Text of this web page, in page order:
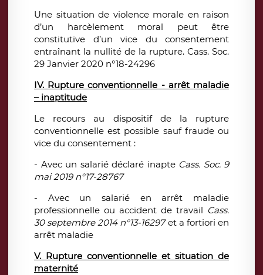
Une situation de violence morale en raison
d’un harcèlement moral peut être
constitutive d’un vice du consentement
entraînant la nullité de la rupture. Cass. Soc.
29 Janvier 2020 n°18-24296
IV. Rupture conventionnelle - arrêt maladie
– inaptitude
Le recours au dispositif de la rupture
conventionnelle est possible sauf fraude ou
vice du consentement :
- Avec un salarié déclaré inapte Cass. Soc. 9
mai 2019 n°17-28767
- Avec un salarié en arrêt maladie
professionnelle ou accident de travail Cass.
30 septembre 2014 n°13-16297et a fortiori en
arrêt maladie
V. Rupture conventionnelle et situation de
maternité